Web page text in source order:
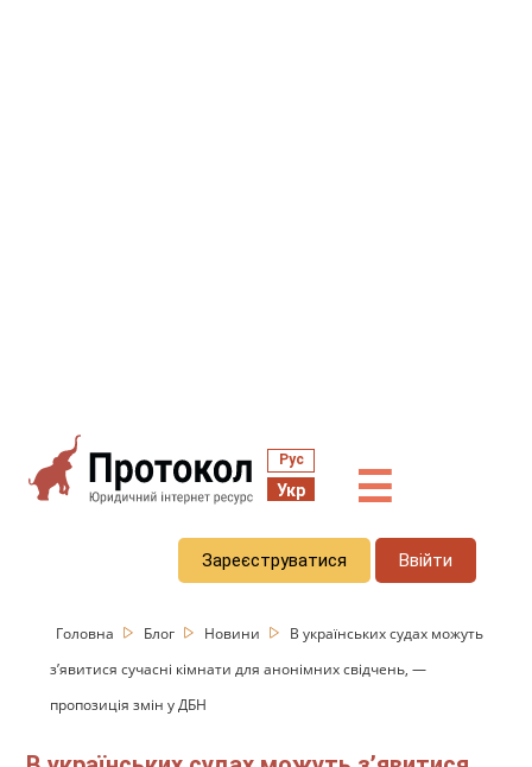
Рус
Укр ☰
Зареєструватися Ввійти
Головна Блог Новини
В українських судах можуть
з’явитися сучасні кімнати для анонімних свідчень, —
пропозиція змін у ДБН